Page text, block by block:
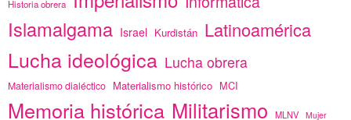
Historia obrera
Islamalgama Israel Kurdistán Latinoamérica
Lucha ideológica Lucha obrera
Materialismo dialéctico Materialismo histórico MCI
Memoria histórica Militarismo MLNV Mujer